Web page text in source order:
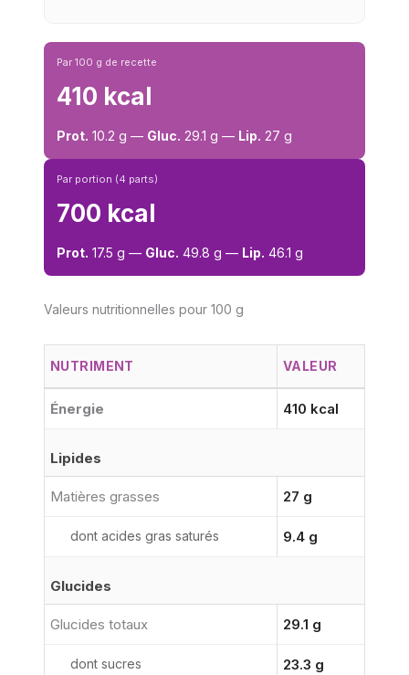
Par 100 g de recette
410 kcal
Prot. 10.2 g — Gluc. 29.1 g — Lip. 27 g
Par portion (4 parts)
700 kcal
Prot. 17.5 g — Gluc. 49.8 g — Lip. 46.1 g
Valeurs nutritionnelles pour 100 g
NUTRIMENT VALEUR
Énergie 410 kcal
Lipides
Matières grasses 27 g
dont acides gras saturés 9.4 g
Glucides
Glucides totaux 29.1 g
dont sucres 23.3 g